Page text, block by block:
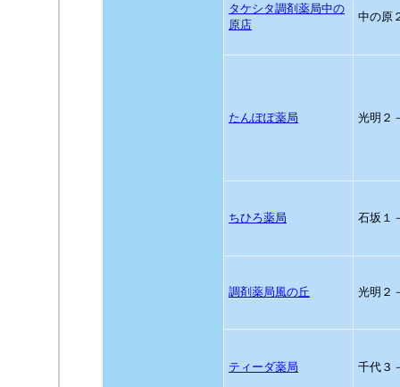
タケシタ調剤薬局中の
原店
中の原
たんぽぽ薬局 光明２
ちひろ薬局 石坂１
調剤薬局風の丘 光明２
ティーダ薬局 千代３